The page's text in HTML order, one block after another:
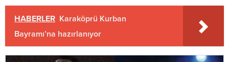
HABERLER Karaköprü Kurban
Bayramı’na hazırlanıyor